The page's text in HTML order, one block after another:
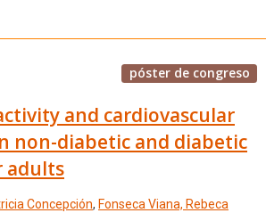
póster de congreso
and cardiovascular
non-diabetic and diabetic
adults
Concepción, Fonseca Viana, Rebeca